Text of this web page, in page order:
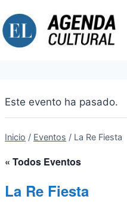
al
contenido
Este evento ha pasado.
Inicio / Eventos / La Re Fiesta
« Todos Eventos
La Re Fiesta